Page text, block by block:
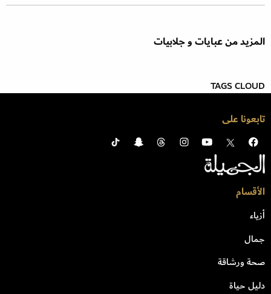
المزيد من عبايات و جلابيات
TAGS CLOUD
تابعونا على
الأقسام
أزياء
جمال
صحة ورشاقة
دليل حياة